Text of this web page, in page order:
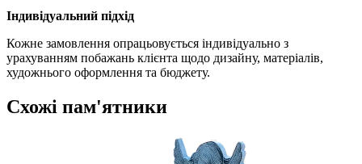
Індивідуальний підхід
Кожне замовлення опрацьовується індивідуально з
урахуванням побажань клієнта щодо дизайну, матеріалів,
художнього оформлення та бюджету.
Схожі пам'ятники